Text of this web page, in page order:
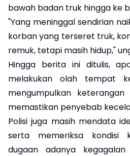
bawah badan truk hingga ke
"Yang meninggal sendirian
korban yang terseret truk,
remuk, tetapi masih hidup,"
Hingga berita ini ditulis,
melakukan olah tempat
mengumpulkan
memastikan penyebab
Polisi juga masih mendata
serta memeriksa kondisi
dugaan adanya